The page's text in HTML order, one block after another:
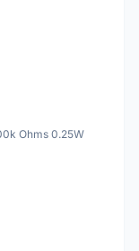
Ohms 0.25W